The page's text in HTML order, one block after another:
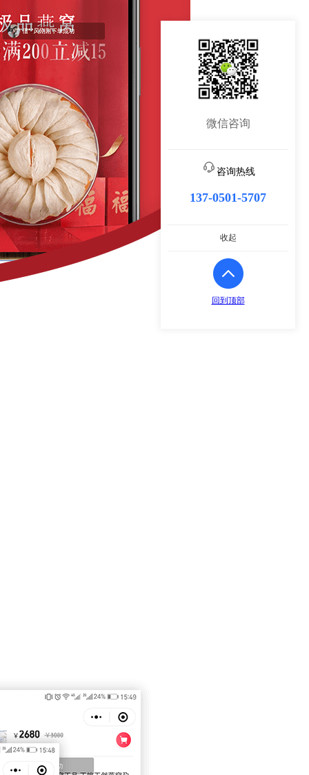
微信咨询
咨询热线
137-0501-5707
收起
回到顶部